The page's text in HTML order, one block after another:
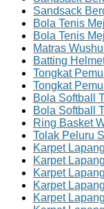
Sandsack
Bola Tenis
Bola Tenis
Matras
Batting
Tongkat
Tongkat
Bola Softball
Bola Softball
Ring Basket
Tolak Peluru
Karpet
Karpet
Karpet
Karpet
Karpet